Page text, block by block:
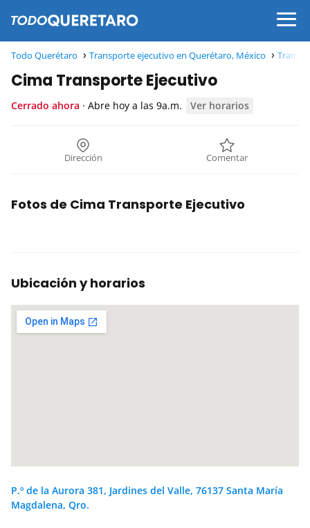
Todo Querétaro Transporte ejecutivo en Querétaro, México
Cima Transporte Ejecutivo
Cerrado ahora · Abre hoy a las 9a.m. Ver horarios
Dirección Comentar
Fotos de Cima Transporte Ejecutivo
Ubicación y horarios
P.º de la Aurora 381, Jardines del Valle, 76137 Santa María
Magdalena, Qro.